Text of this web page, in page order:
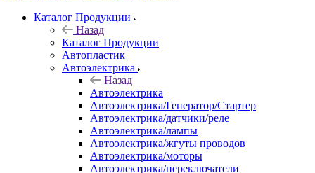
Каталог Продукции
Назад
Каталог Продукции
Автопластик
Автоэлектрика
Назад
Автоэлектрика
Автоэлектрика/Генератор/Стартер
Автоэлектрика/датчики/реле
Автоэлектрика/лампы
Автоэлектрика/жгуты проводов
Автоэлектрика/моторы
Автоэлектрика/переключатели